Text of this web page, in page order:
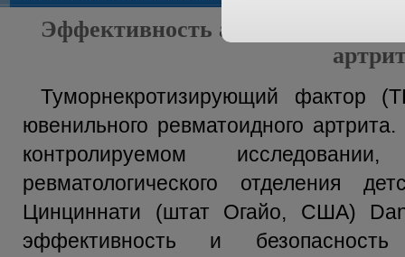
Эффективность адалимумаба
Туморнекротизирующий фактор
ювенильного ревматоидного
контролируемом
ревматологического отделения
Цинциннати (штат Огайо, США)
эффективность и безопасность